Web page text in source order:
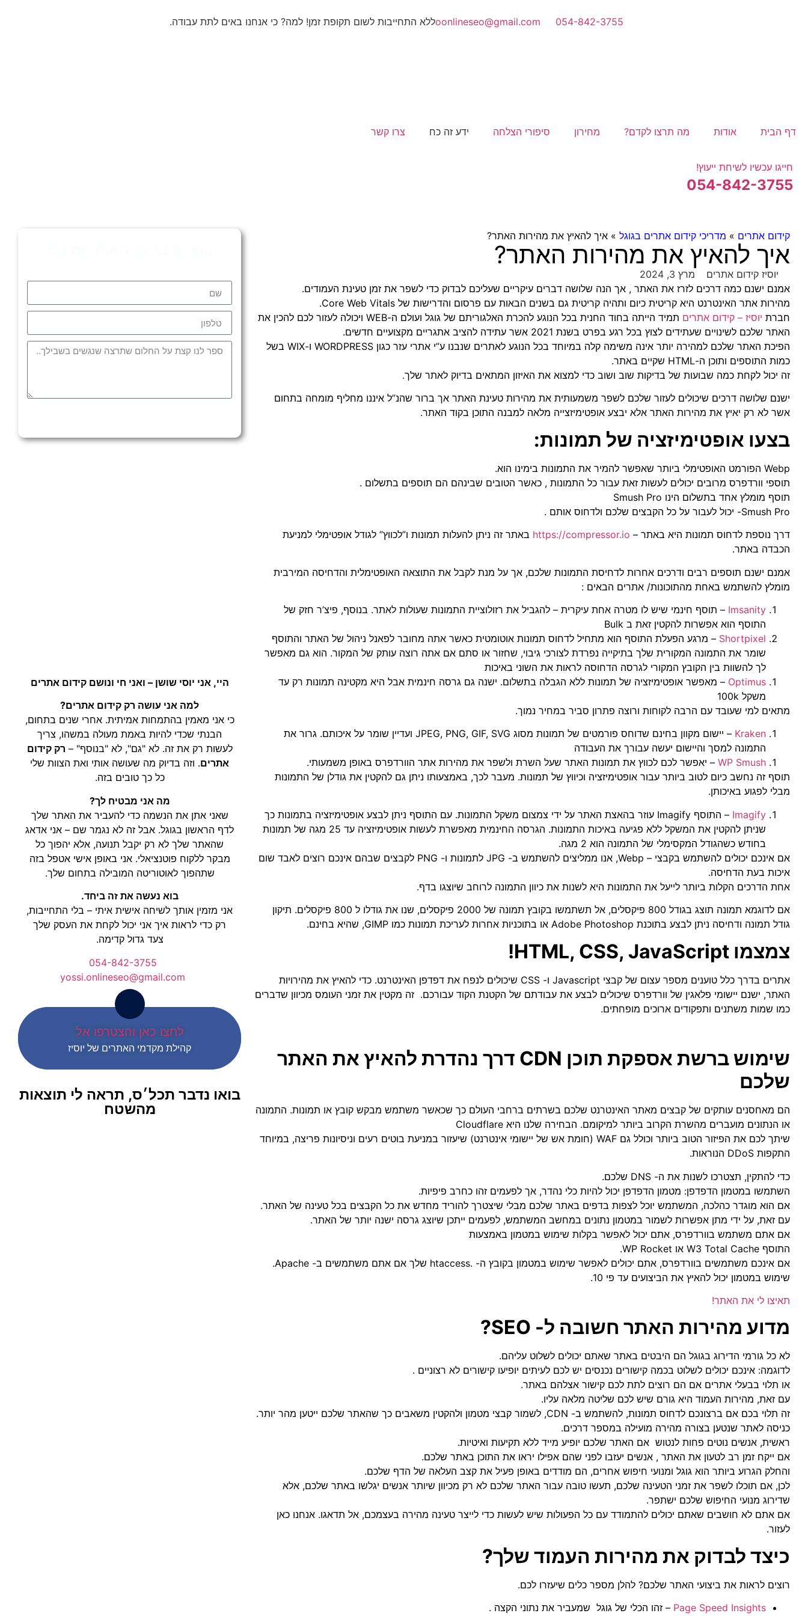
054-842-3755
oonlineseo@gmail.comללא התחייבות לשום תקופת זמן! למה? כי אנחנו באים לתת עבודה.
דף הבית אודות מה תרצו לקדם? מחירון סיפורי הצלחה ידע זה כח צרו קשר
חייגו עכשיו לשיחת ייעוץ!
054-842-3755
קידום אתרים » מדריכי קידום אתרים בגוגל » איך להאיץ את מהירות האתר?
איך להאיץ את מהירות האתר?
יוסיז קידום אתרים
מרץ 3, 2024
אמנם ישנם כמה דרכים לזרז את האתר , אך הנה שלושה דברים עיקריים שעליכם לבדוק כדי לשפר את זמן טעינת העמודים.
מהירות אתר האינטרנט היא קריטית כיום ותהיה קריטית גם בשנים הבאות עם פרסום והדרישות של Core Web Vitals.
חברת יוסיז – קידום אתרים
תמיד הייתה בחוד החנית בכל הנוגע להכרת האלגוריתם של גוגל ועולם ה-WEB ויכולה לעזור לכם להכין את
האתר שלכם לשינויים שעתידים לצוץ בכל רגע בפרט בשנת 2021 אשר עתידה להציב אתגריים מקצועיים חדשים.
הפיכת האתר שלכם למהירה יותר אינה משימה קלה במיוחד בכל הנוגע לאתרים שנבנו ע”י אתרי עזר כגון WORDPRESS ו-WIX בשל
כמות התוספים ותוכן ה-HTML שקיים באתר.
זה יכול לקחת כמה שבועות של בדיקות שוב ושוב כדי למצוא את האיזון המתאים בדיוק לאתר שלך.
ישנם שלושה דרכים שיכולים לעזור שלכם לשפר משמעותית את מהירות טעינת האתר אך ברור שהנ”ל איננו מחליף מומחה בתחום
אשר לא רק יאיץ את מהירות האתר אלא יבצע אופטימיזצייה מלאה למבנה התוכן בקוד האתר.
בצעו אופטימיזציה של תמונות:
Webp הפורמט האופטימלי ביותר שאפשר להמיר את התמונות בימינו הוא.
תוספי וורדפרס מרובים יכולים לעשות זאת עבור כל התמונות , כאשר הטובים שבינהם הם תוספים בתשלום .
תוסף מומלץ אחד בתשלום הינו Smush Pro
Smush Pro- יכול לעבור על כל הקבצים שלכם ולדחוס אותם .
דרך נוספת לדחוס תמונות היא באתר – https://compressor.io באתר זה ניתן להעלות תמונות ו”לכווץ” לגודל אופטימלי למניעת
הכבדה באתר.
אמנם ישנם תוספים רבים ודרכים אחרות לדחיסת התמונות שלכם, אך על מנת לקבל את התוצאה האופטימלית והדחיסה המירבית
מומלץ להשתמש באחת מהתוכונות/ אתרים הבאים :
Imsanity – תוסף חינמי שיש לו מטרה אחת עיקרית – להגביל את רזולוציית התמונות שעולות לאתר. בנוסף, פיצ’ר חזק של
התוסף הוא אפשרות להקטין זאת ב Bulk
Shortpixel – מרגע הפעלת התוסף הוא מתחיל לדחוס תמונות אוטומטית כאשר אתה מחובר לפאנל ניהול של האתר והתוסף
שומר את התמונה המקורית שלך בתיקייה נפרדת לצורכי גיבוי, שחזור או סתם אם אתה רוצה עותק של המקור. הוא גם מאפשר
לך להשוות בין הקובץ המקורי לגרסה הדחוסה לראות את השוני באיכות
Optimus – מאפשר אופטימיזציה של תמונות ללא הגבלה בתשלום. ישנה גם גרסה חינמית אבל היא מקטינה תמונות רק עד
משקל 100k
מתאים למי שעובד עם הרבה לקוחות ורוצה פתרון סביר במחיר נמוך.
Kraken
– יישום מקוון בחינם שדוחס פורמטים של תמונות מסוג JPEG, PNG, GIF, SVG ועדיין שומר על איכותם. גרור את
התמונה למסך והיישום יעשה עבורך את העבודה
WP Smush – יאפשר לכם לכווץ את תמונות האתר שעל השרת ולשפר את מהירות אתר הוורדפרס באופן משמעותי.
תוסף זה נחשב כיום לטוב ביותר עבור אופטימיזציה וכיווץ של תמונות. מעבר לכך, באמצעותו ניתן גם להקטין את גודלן של התמונות
מבלי לפגוע באיכותן.
Imagify
– התוסף Imagify עוזר בהאצת האתר על ידי צמצום משקל התמונות. עם התוסף ניתן לבצע אופטימיזציה בתמונות כך
שניתן להקטין את המשקל ללא פגיעה באיכות התמונות. הגרסה החינמית מאפשרת לעשות אופטימיזציה עד 25 מגה של תמונות
בחודש כשהגודל המקסימלי של התמונה הוא 2 מגה.
אם אינכם יכולים להשתמש בקבצי – Webp, אנו ממליצים להשתמש ב- JPG לתמונות ו- PNG לקבצים שבהם אינכם רוצים לאבד שום
איכות בעת הדחיסה.
אחת הדרכים הקלות ביותר לייעל את התמונות היא לשנות את כיוון התמונה לרוחב שיוצגו בדף.
אם לדוגמא תמונה תוצג בגודל 800 פיקסלים, אל תשתמשו בקובץ תמונה של 2000 פיקסלים, שנו את גודלו ל 800 פיקסלים. תיקון
גודל תמונה ודחיסה ניתן לבצע בתוכנת Adobe Photoshop או בתוכניות אחרות לעריכת תמונות כמו
GIMP, שהיא בחינם.
צמצמו HTML, CSS, JavaScript!
אתרים בדרך כלל טוענים מספר עצום של קבצי Javascript ו- CSS שיכולים לנפח את דפדפן האינטרנט. כדי להאיץ את מהירויות
האתר, ישנם יישומי פלאגין של וורדפרס שיכולים לבצע את עבודתם של הקטנת הקוד עבורכם. זה מקטין את זמני העומס מכיוון שדברים
כמו שמות משתנים ותפקודים ארוכים מופחתים.
שימוש ברשת אספקת תוכן CDN דרך נהדרת להאיץ את האתר
שלכם
הם מאחסנים עותקים של קבצים מאתר האינטרנט שלכם בשרתים ברחבי העולם כך שכאשר משתמש מבקש קובץ או תמונות. התמונה
או הנתונים מועברים מהשרת הקרוב ביותר למיקומם. הבחירה שלנו היא Cloudflare
שיתך לכם את הפיזור הטוב ביותר וכולל גם WAF (חומת אש של יישומי אינטרנט) שיעזור במניעת בוטים רעים וניסיונות פריצה, במיוחד
התקפות DDoS הנוראות.
כדי להתקין, תצטרכו לשנות את ה- DNS שלכם.
השתמשו במטמון הדפדפן: מטמון הדפדפן יכול להיות כלי נהדר, אך לפעמים זהו כחרב פיפיות.
אם הוא מוגדר כהלכה, המשתמש יוכל לצפות בדפים באתר שלכם מבלי שיצטרך להוריד מחדש את כל הקבצים בכל טעינה של האתר.
עם זאת, על ידי מתן אפשרות לשמור במטמון נתונים במחשב המשתמש, לפעמים ייתכן שיוצג גרסה ישנה יותר של האתר.
אם אתם משתמש בוורדפרס, אתם יכול לאפשר בקלות שימוש במטמון באמצעות
התוסף W3 Total Cache או WP Rocket.
אם אינכם משתמשים בוורדפרס, אתם יכולים לאפשר שימוש במטמון בקובץ ה- .htaccess שלך אם אתם משתמשים ב- Apache.
שימוש במטמון יכול להאיץ את הביצועים עד פי 10.
תאיצו לי את האתר!
מדוע מהירות האתר חשובה ל- SEO?
לא כל גורמי הדירוג בגוגל הם היבטים באתר שאתם יכולים לשלוט עליהם.
לדוגמה: אינכם יכולים לשלוט בכמה קישורים נכנסים יש לכם לעיתים יופיעו קישורים לא רצוניים .
או תלוי בבעלי אתרים אם הם רוצים לתת לכם קישור אצלהם באתר.
עם זאת, מהירות העמוד היא גורם שיש לכם שליטה מלאה עליו.
זה תלוי בכם אם ברצונכם לדחוס תמונות, להשתמש ב- CDN, לשמור קבצי מטמון ולהקטין משאבים כך שהאתר שלכם ייטען מהר יותר.
כניסה לאתר שנטען בצורה מהירה מועילה במספר דרכים.
ראשית, אנשים נוטים פחות לנטוש אם האתר שלכם יופיע מייד ללא תקיעות ואיטיות.
אם ייקח זמן רב לטעון את האתר , אנשים יעזבו לפני שהם אפילו יראו את התוכן באתר שלכם.
והחלק הגרוע ביותר הוא גוגל ומנועי חיפוש אחרים, הם מודדים באופן פעיל את קצב העלאה של הדף שלכם.
לכן, אם תוכלו לשפר את זמני הטעינה שלכם, תעשו טובה עבור האתר שלכם לא רק מכיוון שיותר אנשים יגלשו באתר שלכם, אלא
שדירוג מנועי החיפוש שלכם ישתפר.
אם אתם לא חושבים שאתם יכולים להתמודד עם כל הפעולות שיש לעשות כדי לייצר טעינה מהירה בעצמכם, אל תדאגו. אנחנו כאן
לעזור.
כיצד לבדוק את מהירות העמוד שלך?
רוצים לראות את ביצועי האתר שלכם? להלן מספר כלים שיעזרו לכם.
Page Speed Insights – זהו הכלי של גוגל שמעביר את נתוני הקצה .
היי, אני יוסי שושן – ואני חי ונושם קידום אתרים
למה אני עושה רק קידום אתרים?
כי אני מאמין בהתמחות אמיתית. אחרי שנים בתחום,
הבנתי שכדי להיות באמת מעולה במשהו, צריך
לעשות רק את זה. לא "גם", לא "בנוסף" – רק קידום
אתרים. וזה בדיוק מה שעושה אותי ואת הצוות שלי
כל כך טובים בזה.
מה אני מבטיח לך?
שאני אתן את הנשמה כדי להעביר את האתר שלך
לדף הראשון בגוגל. אבל זה לא נגמר שם – אני אדאג
שהאתר שלך לא רק יקבל תנועה, אלא יהפוך כל
מבקר ללקוח פוטנציאלי. אני באופן אישי אטפל בזה
שתהפוך לאוטוריטה המובילה בתחום שלך.
בוא נעשה את זה ביחד.
אני מזמין אותך לשיחה אישית איתי – בלי התחייבות,
רק כדי לראות איך אני יכול לקחת את העסק שלך
צעד גדול קדימה.
054-842-3755
yossi.onlineseo@gmail.com
לחצו כאן והצטרפו אל
קהילת מקדמי האתרים של יוסיז
בואו נדבר תכל׳ס, תראה לי תוצאות
מהשטח